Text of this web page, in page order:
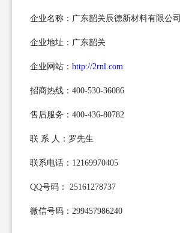
企业名称：广东韶关辰德新材料有限公司
企业地址：广东韶关
企业网站： http://2rnl.com
招商热线：400-530-36086
售后服务：400-436-80782
联 系 人：罗先生
联系电话：12169970405
QQ号码： 25161278737
微信号码：299457986240